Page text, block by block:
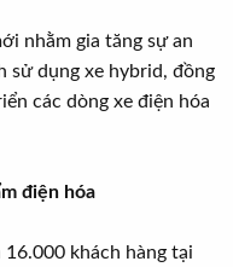
nhằm gia tăng sự an
sử dụng xe hybrid, đồng
các dòng xe điện hóa
điện hóa
16.000 khách hàng tại